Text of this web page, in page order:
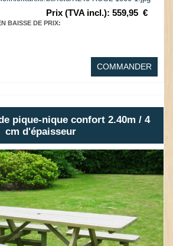
Prix (TVA incl.): 559,95 €
BAISSE DE PRIX:
COMMANDER
pique-nique confort 2.40m / 4
cm d'épaisseur